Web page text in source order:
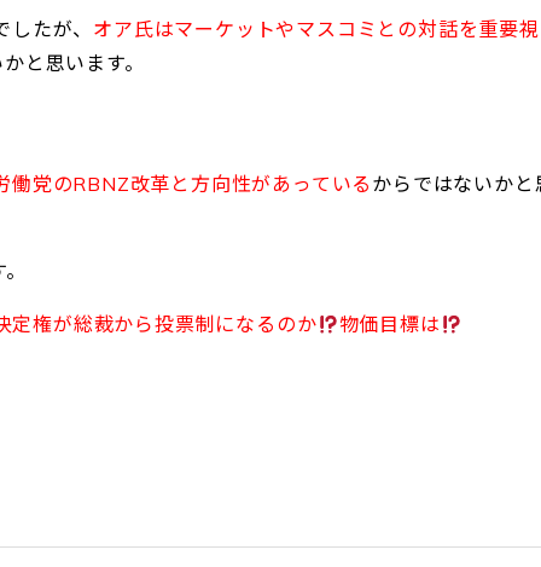
したが、 オア氏はマーケットやマスコミとの対話を重要視
と思います。
働党のRBNZ改革と方向性があっている からではないかと
定権が総裁から投票制になるのか 物価目標は